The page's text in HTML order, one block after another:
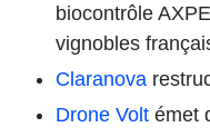
biocontrôle
vignobles
Claranova
Drone Volt émet